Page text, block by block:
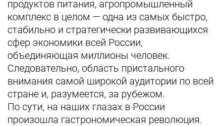
продуктов питания, агропромышленный
комплекс в целом — одна из самых быстро,
стабильно и стратегически развивающихся
сфер экономики всей России,
объединяющая миллионы человек.
Следовательно, область пристального
внимания самой широкой аудитории по всей
стране и, разумеется, за рубежом.
По сути, на наших глазах в России
произошла гастрономическая революция.